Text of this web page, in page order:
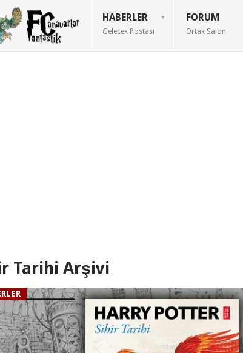
HABERLER
Gelecek Postası
FORUM
Ortak Salon
Tarihi Arşivi